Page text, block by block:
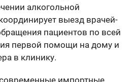
алкогольной
выезд врачей-
пациентов по всей
первой помощи на дому и
в клинику.
импортные